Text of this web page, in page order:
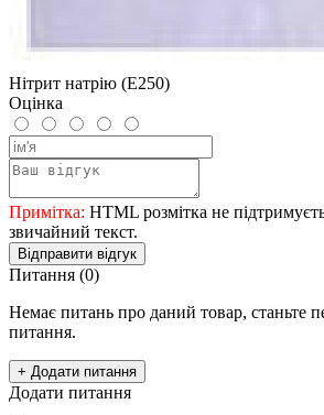
Нітрит натрію (Е250)
Оцінка
Примітка: HTML розмітка не
звичайний текст.
Відправити відгук
Питання (0)
Немає питань про даний товар, станьте
питання.
+ Додати питання
Додати питання